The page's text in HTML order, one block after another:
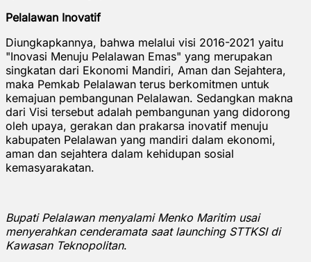
Pelalawan Inovatif
Diungkapkannya, bahwa melalui visi 2016-2021 yaitu
"Inovasi Menuju Pelalawan Emas" yang merupakan
singkatan dari Ekonomi Mandiri, Aman dan Sejahtera,
maka Pemkab Pelalawan terus berkomitmen untuk
kemajuan pembangunan Pelalawan. Sedangkan makna
dari Visi tersebut adalah pembangunan yang didorong
oleh upaya, gerakan dan prakarsa inovatif menuju
kabupaten Pelalawan yang mandiri dalam ekonomi,
aman dan sejahtera dalam kehidupan sosial
kemasyarakatan.
Bupati Pelalawan menyalami Menko Maritim usai
menyerahkan cenderamata saat launching STTKSI di
Kawasan Teknopolitan.